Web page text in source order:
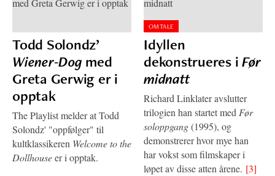
Todd Solondz’
Wiener-Dog med
Greta Gerwig er i
opptak
The Playlist melder at Todd
Solondz' "oppfølger" til
kultklassikeren Welcome to the
Dollhouseer i opptak.
OMTALE
Idyllen
dekonstrueres iFør
midnatt
Richard Linklater avslutter
trilogien han startet medFør
soloppgang(1995), og
demonstrerer hvor mye han
har vokst som filmskaper i
løpet av disse atten årene. [3]